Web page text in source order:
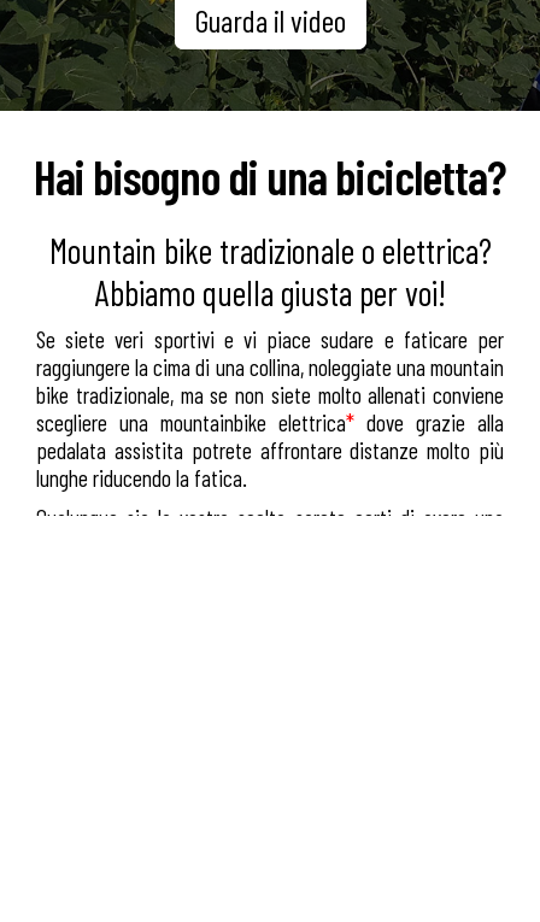
Guarda il video
Hai bisogno di una bicicletta?
Mountain bike tradizionale o elettrica?
Abbiamo quella giusta per voi!
Se siete veri sportivi e vi piace sudare e faticare per
raggiungere la cima di una collina, noleggiate una mountain
bike tradizionale, ma se non siete molto allenati conviene
scegliere una mountainbike elettrica* dove grazie alla
pedalata assistita potrete affrontare distanze molto più
lunghe riducendo la fatica.
Qualunque sia la vostra scelta sarete certi di avere una